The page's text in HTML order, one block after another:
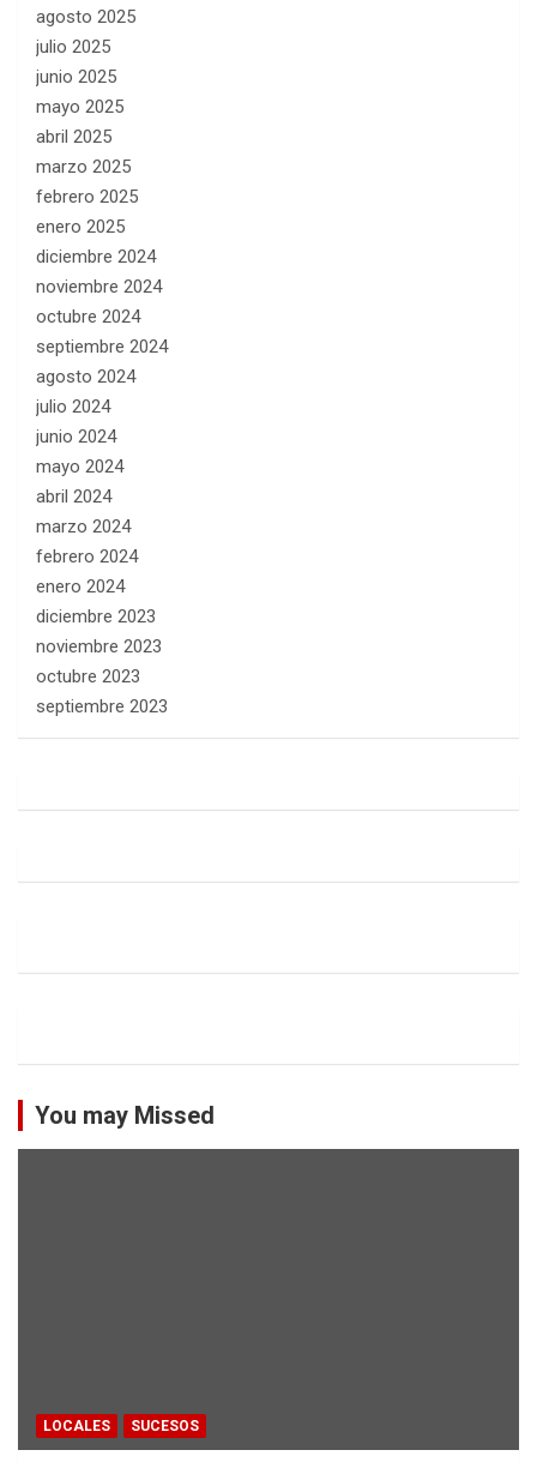
agosto 2025
julio 2025
junio 2025
mayo 2025
abril 2025
marzo 2025
febrero 2025
enero 2025
diciembre 2024
noviembre 2024
octubre 2024
septiembre 2024
agosto 2024
julio 2024
junio 2024
mayo 2024
abril 2024
marzo 2024
febrero 2024
enero 2024
diciembre 2023
noviembre 2023
octubre 2023
septiembre 2023
You may Missed
LOCALES SUCESOS